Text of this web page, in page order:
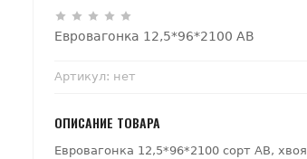
Евровагонка 12,5*96*2100 АВ
Артикул: нет
ОПИСАНИЕ ТОВАРА
Евровагонка 12,5*96*2100 сорт АВ, хвоя